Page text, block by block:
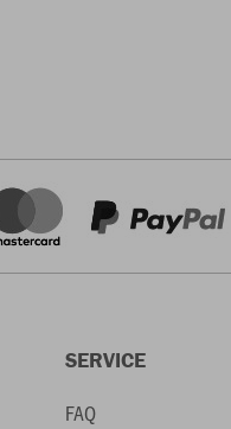
SERVICE
FAQ